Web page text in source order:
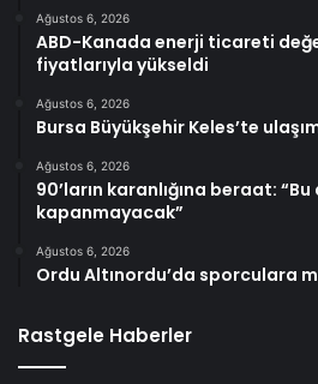
Ağustos 6, 2026
ABD-Kanada enerji ticareti
fiyatlarıyla yükseldi
Ağustos 6, 2026
Bursa Büyükşehir Keles’te
Ağustos 6, 2026
90’ların karanlığına beraat:
kapanmayacak”
Ağustos 6, 2026
Ordu Altınordu’da sporculara
Rastgele Haberler